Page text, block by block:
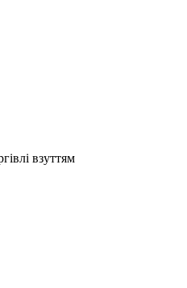
взуттям